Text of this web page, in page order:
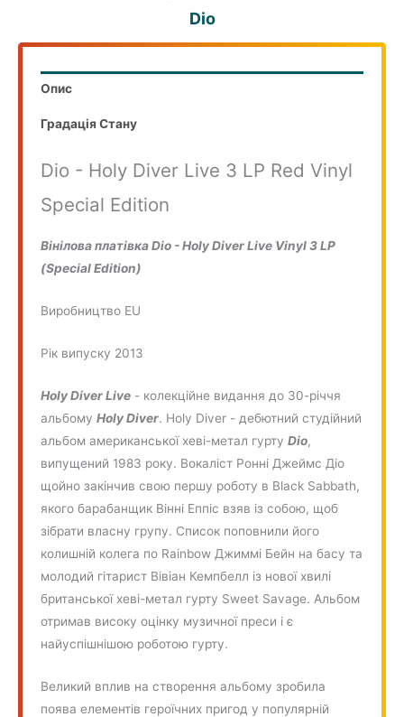
Dio
Опис
Градація Стану
Dio - Holy Diver Live 3 LP Red Vinyl
Special Edition
Вінілова платівка Dio - Holy Diver Live Vinyl 3 LP
(Special Edition)
Виробництво EU
Рік випуску 2013
Holy Diver Live - колекційне видання до 30-річчя
альбомуHoly Diver. Holy Diver - дебютний студійний
альбом американської хеві-метал гуртуDio,
випущений 1983 року. Вокаліст Ронні Джеймс Діо
щойно закінчив свою першу роботу в Black Sabbath,
якого барабанщик Вінні Еппіс взяв із собою, щоб
зібрати власну групу. Список поповнили його
колишній колега по Rainbow Джиммі Бейн на басу та
молодий гітарист Вівіан Кемпбелл із нової хвилі
британської хеві-метал гурту Sweet Savage. Альбом
отримав високу оцінку музичної преси і є
найуспішнішою роботою гурту.
Великий вплив на створення альбому зробила
поява елементів героїчних пригод у популярній